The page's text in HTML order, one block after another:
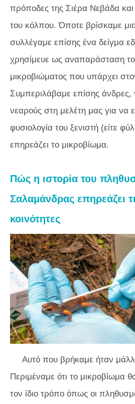
πρόποδες της Σιέρα Νεβάδα και
του κόλπου. Όποτε βρίσκαμε
συλλέγαμε επίσης ένα δείγμα
χρησίμευε ως αναπαράσταση
μικροβιώματος που υπάρχει
Συμπεριλάβαμε επίσης άνδρες,
νεαρούς στη μελέτη μας για να
φυσιολογία του ξενιστή (είτε
επηρεάζει το μικροβίωμα.
Πώς η ιστορία του
Σαλαμάνδρας επηρεάζει
κοινότητες
Αυτό που βρήκαμε ήταν
Περιμέναμε ότι το μικροβίωμα
τον ίδιο τρόπο όπως οι